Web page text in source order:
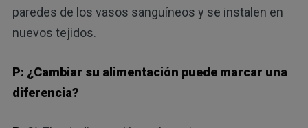
paredes de los vasos sanguíneos y se instalen en
nuevos tejidos.
P: ¿Cambiar su alimentación puede marcar una
diferencia?